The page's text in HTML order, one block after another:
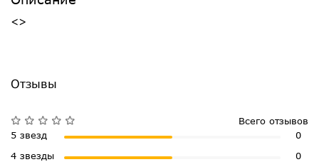
<>
Отзывы
Всего отзывов
5 звезд
0
4 звезды
0